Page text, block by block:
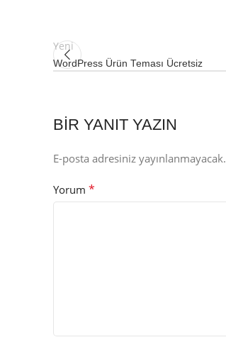
Yeni
WordPress Ürün Teması Ücretsiz
BIR YANIT YAZIN
E-posta adresiniz yayınlanmayacak.
Yorum *